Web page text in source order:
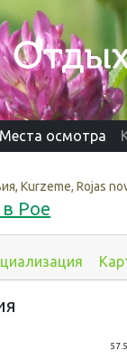
Места осмотра
Kurzeme, Rojas
Рое